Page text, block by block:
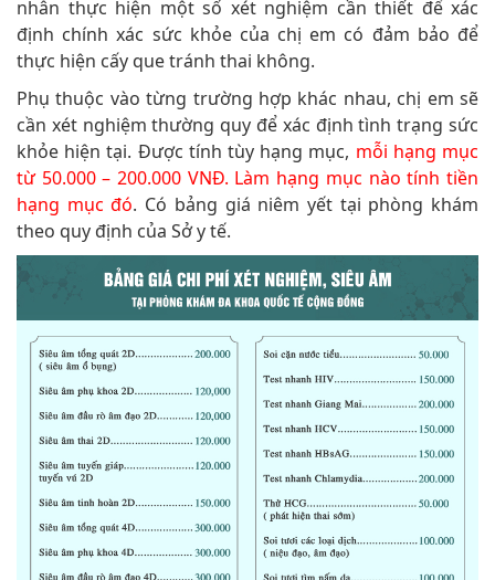
nhân thực hiện một số xét nghiệm cần thiết để xác
định chính xác sức khỏe của chị em có đảm bảo để
thực hiện cấy que tránh thai không.
Phụ thuộc vào từng trường hợp khác nhau, chị em sẽ
cần xét nghiệm thường quy để xác định tình trạng sức
khỏe hiện tại. Được tính tùy hạng mục, mỗi hạng mục
từ 50.000 – 200.000 VNĐ. Làm hạng mục nào tính tiền
hạng mục đó. Có bảng giá niêm yết tại phòng khám
theo quy định của Sở y tế.